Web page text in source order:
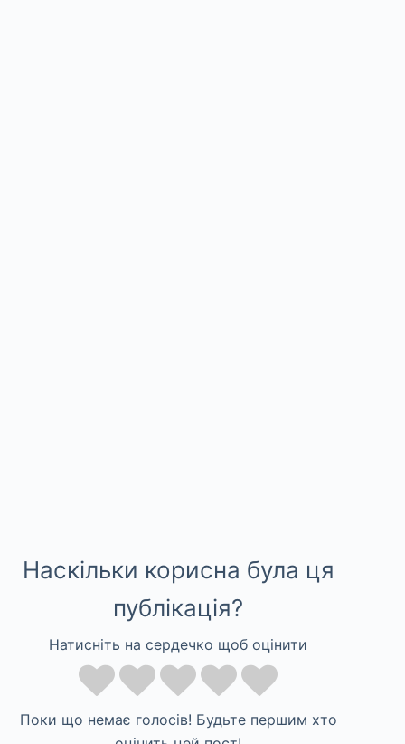
Наскільки корисна була ця
публікація?
Натисніть на сердечко щоб оцінити
Поки що немає голосів! Будьте першим хто